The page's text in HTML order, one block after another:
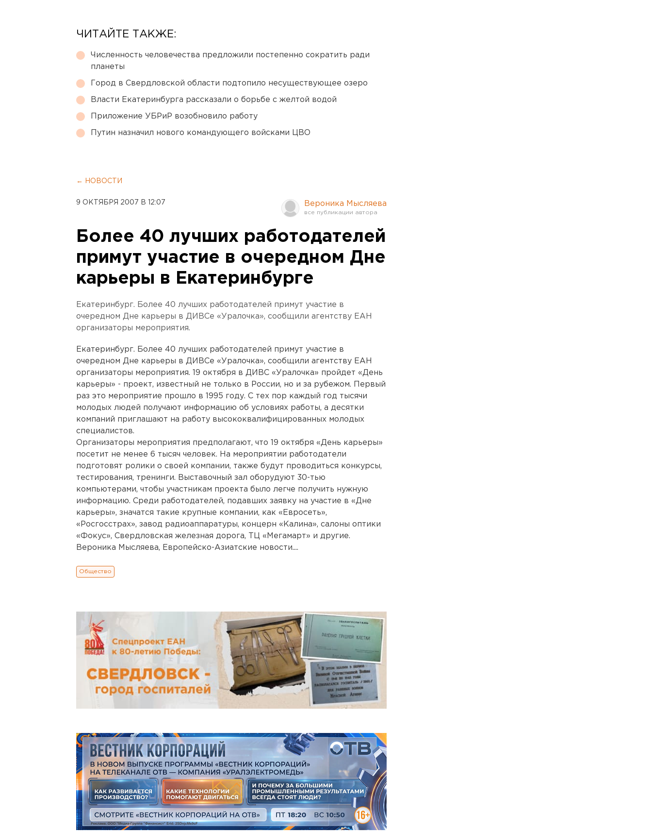
ЧИТАЙТЕ ТАКЖЕ:
Численность человечества предложили постепенно сократить ради
планеты
Город в Свердловской области подтопило несуществующее озеро
Власти Екатеринбурга рассказали о борьбе с желтой водой
Приложение УБРиР возобновило работу
Путин назначил нового командующего войсками ЦВО
← НОВОСТИ
9 ОКТЯБРЯ 2007 В 12:07 Вероника Мысляева
Более 40 лучших работодателей
примут участие в очередном Дне
карьеры в Екатеринбурге
Екатеринбург. Более 40 лучших работодателей примут участие в
очередном Дне карьеры в ДИВСе «Уралочка», сообщили агентству ЕАН
организаторы мероприятия.
Екатеринбург. Более 40 лучших работодателей примут участие в
очередном Дне карьеры в ДИВСе «Уралочка», сообщили агентству ЕАН
организаторы мероприятия. 19 октября в ДИВС «Уралочка» пройдет «День
карьеры» - проект, известный не только в России, но и за рубежом. Первый
раз это мероприятие прошло в 1995 году. С тех пор каждый год тысячи
молодых людей получают информацию об условиях работы, а десятки
компаний приглашают на работу высококвалифицированных молодых
специалистов.
Организаторы мероприятия предполагают, что 19 октября «День карьеры»
посетит не менее 6 тысяч человек. На мероприятии работодатели
подготовят ролики о своей компании, также будут проводиться конкурсы,
тестирования, тренинги. Выставочный зал оборудуют 30-тью
компьютерами, чтобы участникам проекта было легче получить нужную
информацию. Среди работодателей, подавших заявку на участие в «Дне
карьеры», значатся такие крупные компании, как «Евросеть»,
«Росгосстрах», завод радиоаппаратуры, концерн «Калина», салоны оптики
«Фокус», Свердловская железная дорога, ТЦ «Мегамарт» и другие.
Вероника Мысляева, Европейско-Азиатские новости....
Общество